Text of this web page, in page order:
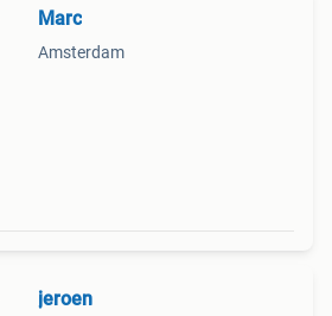
Marc
Amsterdam
jeroen